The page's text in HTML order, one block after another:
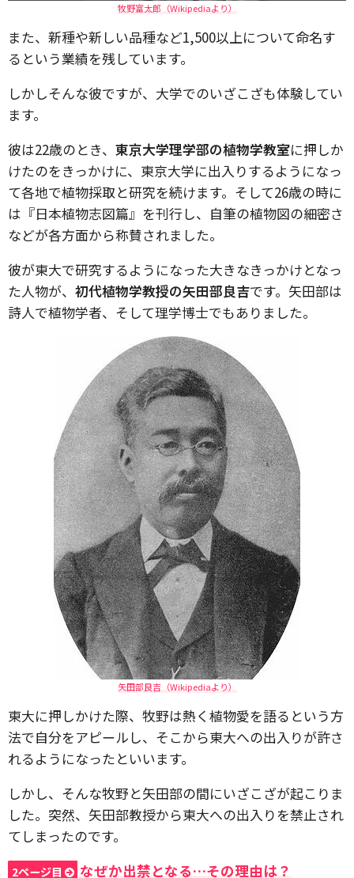
牧野富太郎（Wikipediaより）
また、新種や新しい品種など1,500以上について命名す
るという業績を残しています。
しかしそんな彼ですが、大学でのいざこざも体験してい
ます。
彼は22歳のとき、 東京大学理学部の植物学教室に押しか
けたのをきっかけに、東京大学に出入りするようになっ
て各地で植物採取と研究を続けます。そして26歳の時に
は『日本植物志図篇』を刊行し、自筆の植物図の細密さ
などが各方面から称賛されました。
彼が東大で研究するようになった大きなきっかけとなっ
た人物が、 初代植物学教授の矢田部良吉です。矢田部は
詩人で植物学者、そして理学博士でもありました。
矢田部良吉（Wikipediaより）
東大に押しかけた際、牧野は熱く植物愛を語るという方
法で自分をアピールし、そこから東大への出入りが許さ
れるようになったといいます。
しかし、そんな牧野と矢田部の間にいざこざが起こりま
した。突然、矢田部教授から東大への出入りを禁止され
てしまったのです。
2ページ目 なぜか出禁となる…その理由は？